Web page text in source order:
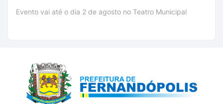
Evento vai até o dia 2 de agosto no Teatro Municipal